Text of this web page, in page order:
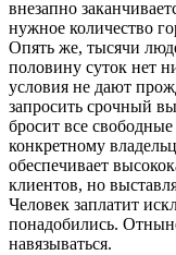
внезапно
нужное количество
Опять же, тысячи
половину суток нет
условия не дают
запросить срочный
бросит все
конкретному
обеспечивает
клиентов, но
Человек заплатит
понадобились.
навязываться.